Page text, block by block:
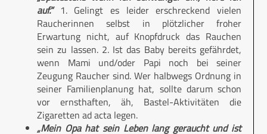
auf.“1. Gelingt es leider erschreckend vielen
Raucherinnen selbst in plötzlicher froher
Erwartung nicht, auf Knopfdruck das Rauchen
sein zu lassen. 2. Ist das Baby bereits gefährdet,
wenn Mami und/oder Papi noch bei seiner
Zeugung Raucher sind. Wer halbwegs Ordnung in
seiner Familienplanung hat, sollte darum schon
vor ernsthaften, äh, Bastel-Aktivitäten die
Zigaretten ad acta legen.
„Mein Opa hat sein Leben lang geraucht und ist